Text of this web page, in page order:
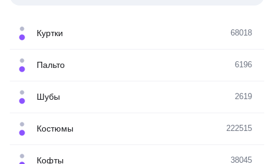
Куртки 68018
Пальто 6196
Шубы 2619
Костюмы 222515
Кофты 38045